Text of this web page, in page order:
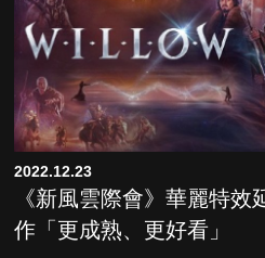
2022.12.23
《新風雲際會》華麗特
作「更成熟、更好看」